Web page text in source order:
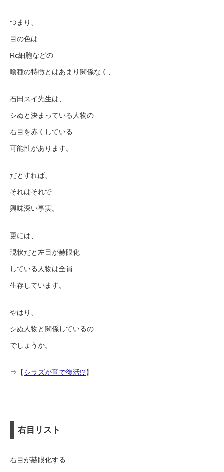
つまり、
目の色は
Rc細胞などの
喰種の特徴とはあまり関係なく、
石田スイ先生は、
シぬと決まっている人物の
右目を赤くしている
可能性があります。
だとすれば、
それはそれで
興味深い事実。
更には、
現状だと左目が赫眼化
している人物は全員
生存しています。
やはり、
シぬ人物と関係しているの
でしょうか。
⇒【シラズが竜で復活!?】
右目リスト
右目が赫眼化する